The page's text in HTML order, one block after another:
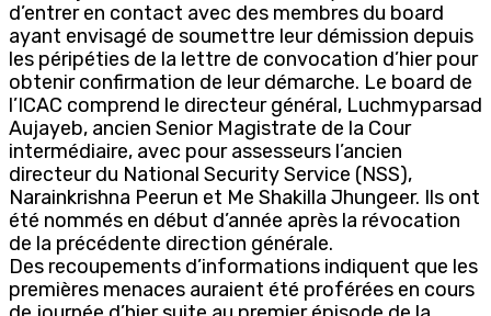
d’entrer en contact avec des membres du board
ayant envisagé de soumettre leur démission depuis
les péripéties de la lettre de convocation d’hier pour
obtenir confirmation de leur démarche. Le board de
l’ICAC comprend le directeur général, Luchmyparsad
Aujayeb, ancien Senior Magistrate de la Cour
intermédiaire, avec pour assesseurs l’ancien
directeur du National Security Service (NSS),
Narainkrishna Peerun et Me Shakilla Jhungeer. Ils ont
été nommés en début d’année après la révocation
de la précédente direction générale.
Des recoupements d’informations indiquent que les
premières menaces auraient été proférées en cours